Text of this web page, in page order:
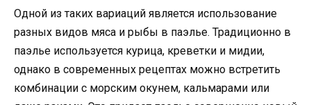
Одной из таких вариаций является использование
разных видов мяса и рыбы в паэлье. Традиционно в
паэлье используется курица, креветки и мидии,
однако в современных рецептах можно встретить
комбинации с морским окунем, кальмарами или